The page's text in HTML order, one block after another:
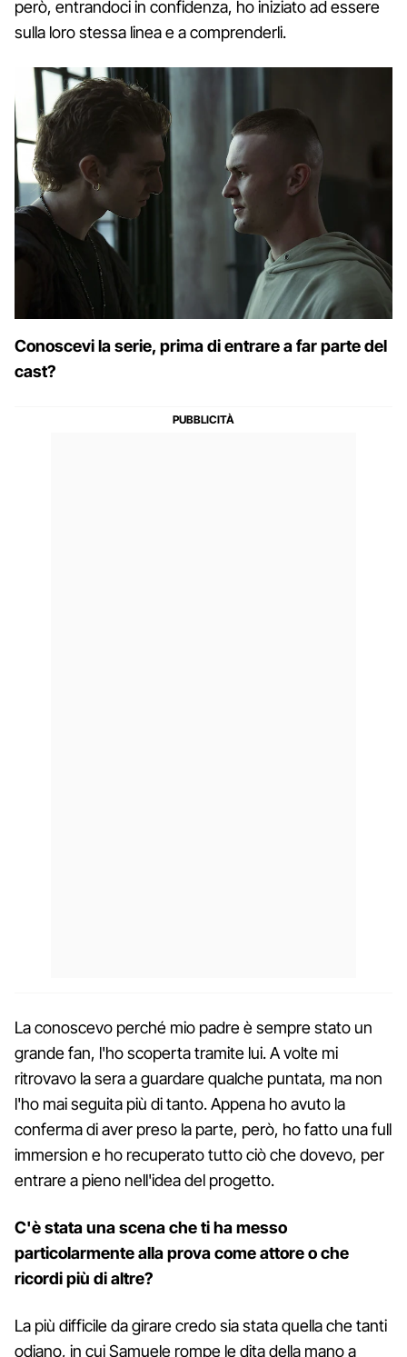
però, entrandoci in confidenza, ho iniziato ad essere
sulla loro stessa linea e a comprenderli.
Conoscevi la serie, prima di entrare a far parte del
cast?
La conoscevo perché mio padre è sempre stato un
grande fan, l'ho scoperta tramite lui. A volte mi
ritrovavo la sera a guardare qualche puntata, ma non
l'ho mai seguita più di tanto. Appena ho avuto la
conferma di aver preso la parte, però, ho fatto una full
immersion e ho recuperato tutto ciò che dovevo, per
entrare a pieno nell'idea del progetto.
C'è stata una scena che ti ha messo
particolarmente alla prova come attore o che
ricordi più di altre?
La più difficile da girare credo sia stata quella che tanti
odiano, in cui Samuele rompe le dita della mano a